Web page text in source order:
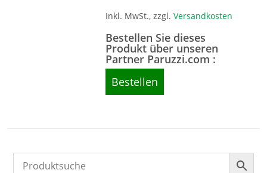
Inkl. MwSt., zzgl.Versandkosten
Bestellen Sie dieses
Produkt über unseren
Partner Paruzzi.com :
Bestellen